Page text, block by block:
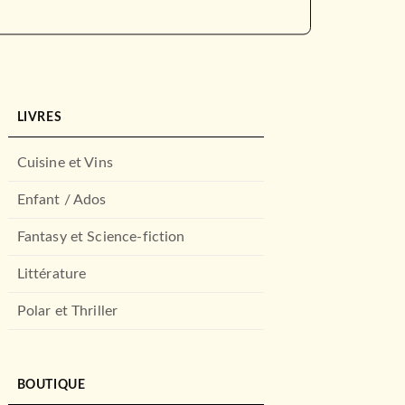
LIVRES
Cuisine et Vins
Enfant / Ados
Fantasy et Science-fiction
Littérature
Polar et Thriller
BOUTIQUE